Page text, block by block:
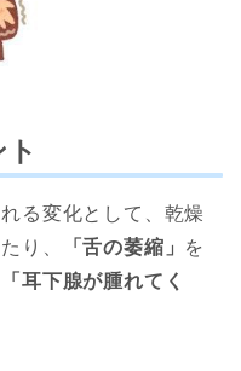
る変化として、乾燥
り、 「舌の萎縮」 を
「耳下腺が腫れてく